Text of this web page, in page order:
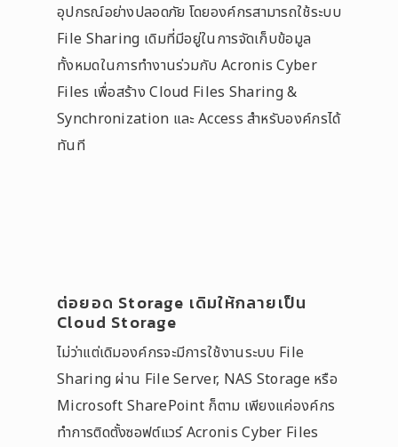
อุปกรณ์อย่างปลอดภัย โดยองค์กรสามารถใช้ระบบ
File Sharing เดิมที่มีอยู่ในการจัดเก็บข้อมูล
ทั้งหมดในการทำงานร่วมกับ Acronis Cyber
Files เพื่อสร้าง Cloud Files Sharing &
Synchronization และ Access สำหรับองค์กรได้
ทันที
ต่อยอด Storage เดิมให้กลายเป็น
Cloud Storage
ไม่ว่าแต่เดิมองค์กรจะมีการใช้งานระบบ File
Sharing ผ่าน File Server, NAS Storage หรือ
Microsoft SharePoint ก็ตาม เพียงแค่องค์กร
ทำการติดตั้งซอฟต์แวร์ Acronis Cyber Files